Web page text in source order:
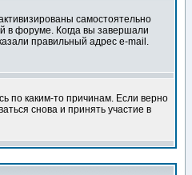
самостоятельно
в форуме. Когда вы завершали
правильный адрес e-mail.
по каким-то причинам. Если верно
снова и принять участие в